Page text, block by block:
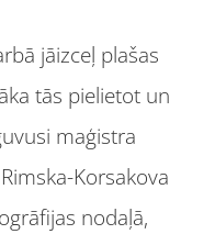
jāizceļ plašas
tās pielietot un
maģistra
Korsakova
nodaļā,